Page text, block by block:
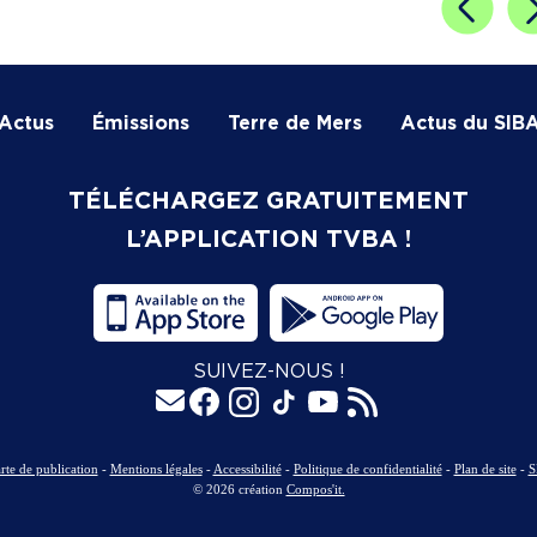
Émissions Terre de Mers Actus du
TÉLÉCHARGEZ GRATUITEMENT
L’APPLICATION TVBA !
SUIVEZ-NOUS !
de publication - Mentions légales- Accessibilité- Politique de confidentialité- Plan de site-
© 2026 création Compos'it.